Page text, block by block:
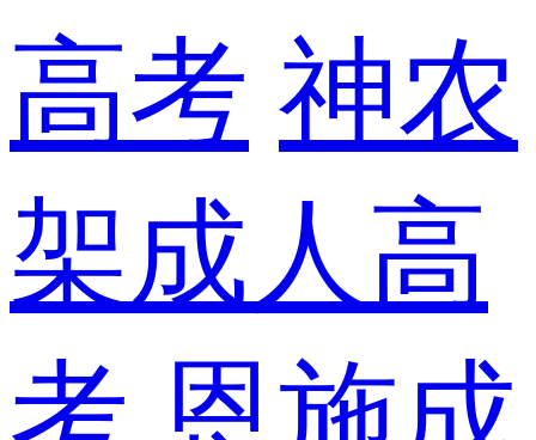
高考 神农
架成人高